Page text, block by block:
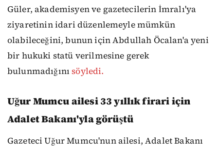
Güler, akademisyen ve gazetecilerin İmralı'ya
ziyaretinin idari düzenlemeyle mümkün
olabileceğini, bunun için Abdullah Öcalan'a yeni
bir hukuki statü verilmesine gerek
bulunmadığınısöyledi.
Uğur Mumcu ailesi 33 yıllık firari için
Adalet Bakanı'yla görüştü
Gazeteci Uğur Mumcu'nun ailesi, Adalet Bakanı